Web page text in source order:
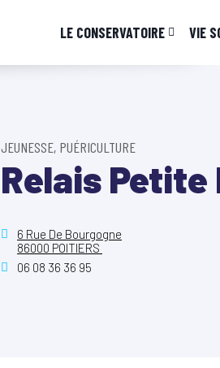
LE CONSERVATOIRE VIE
JEUNESSE, PUÉRICULTURE
Relais Petite
6 Rue De Bourgogne
86000 POITIERS
06 08 36 36 95